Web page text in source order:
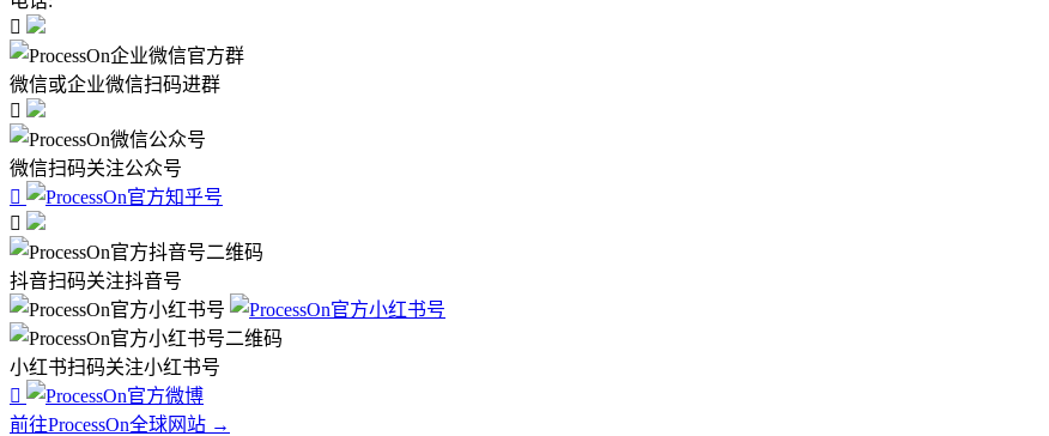

微信或企业微信扫码进群

微信扫码关注公众号


抖音扫码关注抖音号
小红书扫码关注小红书号

前往ProcessOn全球网站 →